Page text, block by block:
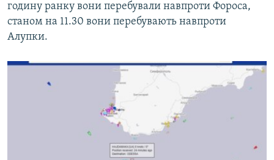
годину ранку вони перебували навпроти Фороса,
станом на 11.30 вони перебувають навпроти
Алупки.